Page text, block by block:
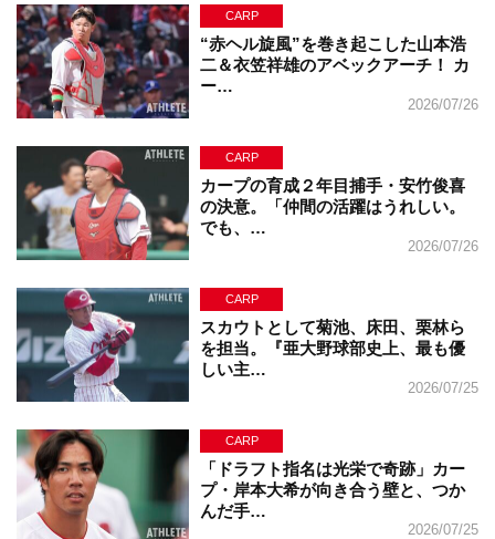
CARP
“赤ヘル旋風”を巻き起こした山本浩
二＆衣笠祥雄のアベックアーチ！ カ
ー…
2026/07/26
CARP
カープの育成２年目捕手・安竹俊喜
の決意。「仲間の活躍はうれしい。
でも、…
2026/07/26
CARP
スカウトとして菊池、床田、栗林ら
を担当。『亜大野球部史上、最も優
しい主…
2026/07/25
CARP
「ドラフト指名は光栄で奇跡」カー
プ・岸本大希が向き合う壁と、つか
んだ手…
2026/07/25